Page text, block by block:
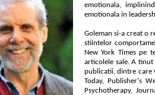
emotionala,
emotionala in
Goleman si-a creat o
stiintelor
New York Times pe
articolele sale. A
publicatii, dintre care
Today, Publisher's
Psychotherapy,